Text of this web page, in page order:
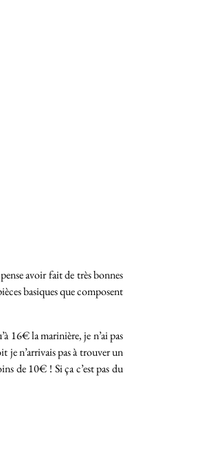
avoir fait de très bonnes
basiques que composent
16€ la marinière, je n’ai pas
je n’arrivais pas à trouver un
de 10€ ! Si ça c’est pas du